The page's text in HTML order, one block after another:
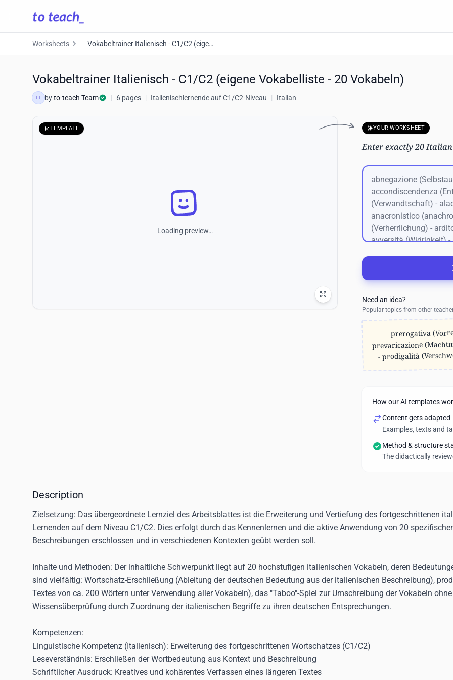
Worksheets Vokabeltrainer Italienisch - C1/C2 (eigene Vokabelliste - 20 Vokabeln)
Vokabeltrainer Italienisch - C1/C2 (eigene Vokabelliste - 20 Vokabeln)
TT byto-teach Team | 6 pages | Italienischlernende auf C1/C2-Niveau | Italian
TEMPLATE
Loading preview…
YOUR WORKSHEET
Enter exactly 20
Need an idea?
Popular topics from other
prerogativa
prevaricazione
- prodigalità
propensione
(Zurückhaltung) -
(verführerisch) -
soppiantare
sornione
(subtil) - stravagante
How our AI templates
Content gets adapted
Examples, texts and
Method & structure
The didactically
Description
Zielsetzung: Das übergeordnete Lernziel des Arbeitsblattes ist die Erweiterung und Vertiefung des fortgeschrittenen
Lernenden auf dem Niveau C1/C2. Dies erfolgt durch das Kennenlernen und die aktive Anwendung von 20
Beschreibungen erschlossen und in verschiedenen Kontexten geübt werden soll.
Inhalte und Methoden: Der inhaltliche Schwerpunkt liegt auf 20 hochstufigen italienischen Vokabeln, deren
sind vielfältig: Wortschatz-Erschließung (Ableitung der deutschen Bedeutung aus der italienischen Beschreibung),
Textes von ca. 200 Wörtern unter Verwendung aller Vokabeln), das "Taboo"-Spiel zur Umschreibung der Vokabeln
Wissensüberprüfung durch Zuordnung der italienischen Begriffe zu ihren deutschen Entsprechungen.
Kompetenzen:
Linguistische Kompetenz (Italienisch): Erweiterung des fortgeschrittenen Wortschatzes (C1/C2)
Leseverständnis: Erschließen der Wortbedeutung aus Kontext und Beschreibung
Schriftlicher Ausdruck: Kreatives und kohärentes Verfassen eines längeren Textes